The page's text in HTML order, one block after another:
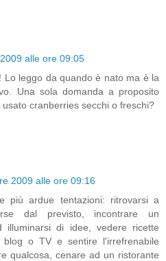
alle ore 09:05
Lo leggo da quando è nato ma è la
Una sola domanda a proposito
cranberries secchi o freschi?
2009 alle ore 09:16
più ardue tentazioni: ritrovarsi a
dal previsto, incontrare un
illuminarsi di idee, vedere ricette
o TV e sentire l'irrefrenabile
qualcosa, cenare ad un ristorante